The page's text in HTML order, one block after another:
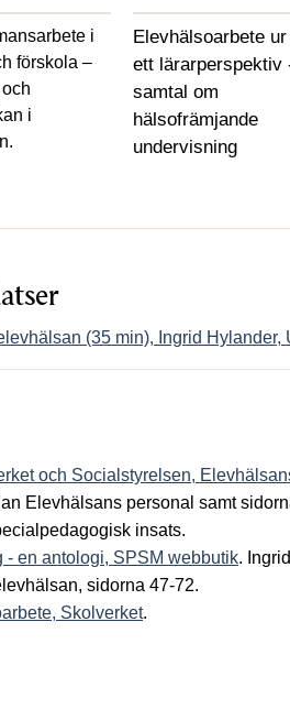
i
förskola –
i
Elevhälsoarbete ur
ett lärarperspektiv
samtal om
hälsofrämjande
undervisning
(35 min), Ingrid Hylander,
och Socialstyrelsen,
Elevhälsans personal samt
insats.
en antologi, SPSM webbutik.
sidorna 47-72.
Skolverket.